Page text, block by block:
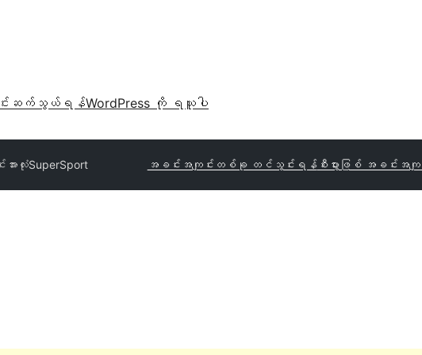
း ဆက်သွယ်ရန်WordPress ကို ရယူပါ
ားလုံးSuperSport အခင်းအကျင်းတစ်ခု တင်သွင်းရန်စီးပွားဖြစ် အခင်းအက